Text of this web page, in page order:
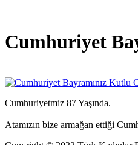
Cumhuriyet
Cumhuriyetmiz 87 Yaşında.
Atamızın bize armağan ettiği